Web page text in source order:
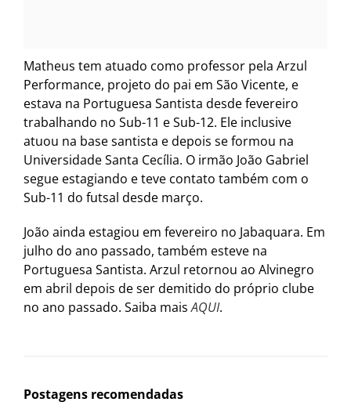
Matheus tem atuado como professor pela Arzul
Performance, projeto do pai em São Vicente, e
estava na Portuguesa Santista desde fevereiro
trabalhando no Sub-11 e Sub-12. Ele inclusive
atuou na base santista e depois se formou na
Universidade Santa Cecília. O irmão João Gabriel
segue estagiando e teve contato também com o
Sub-11 do futsal desde março.
João ainda estagiou em fevereiro no Jabaquara. Em
julho do ano passado, também esteve na
Portuguesa Santista. Arzul retornou ao Alvinegro
em abril depois de ser demitido do próprio clube
no ano passado. Saiba maisAQUI.
Postagens recomendadas